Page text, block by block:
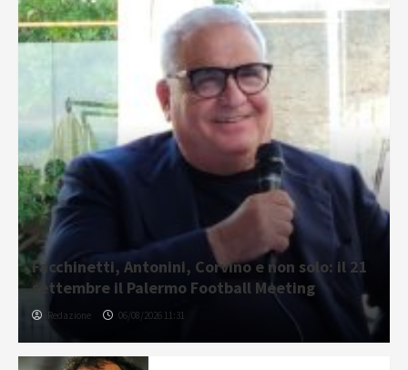
Facchinetti, Antonini, Corvino e non solo: il 21
settembre il Palermo Football Meeting
Redazione 06/08/2026 11:31